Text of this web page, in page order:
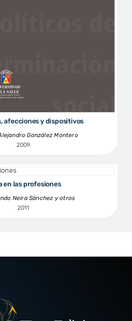
afecciones y dispositivos
González Montero
2009
en las profesiones
Neira Sánchez y otros
2011